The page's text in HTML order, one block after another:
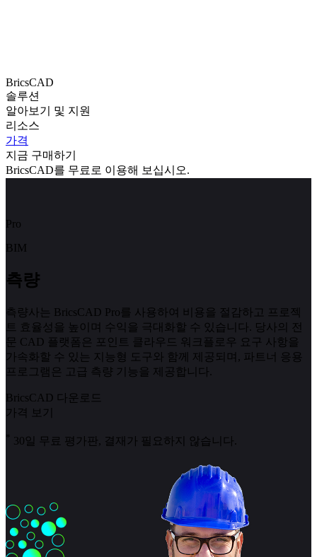
BricsCAD
솔루션
알아보기 및 지원
리소스
가격
지금 구매하기
BricsCAD를 무료로 이용해 보십시오.
Pro
BIM
측량
측량사는 BricsCAD Pro를 사용하여 비용을 절감하고 프로젝
트 효율성을 높이며 수익을 극대화할 수 있습니다. 당사의 전
문 CAD 플랫폼은 포인트 클라우드 워크플로우 요구 사항을
가속화할 수 있는 지능형 도구와 함께 제공되며, 파트너 응용
프로그램은 고급 측량 기능을 제공합니다.
BricsCAD 다운로드
가격 보기
* 30일 무료 평가판, 결재가 필요하지 않습니다.